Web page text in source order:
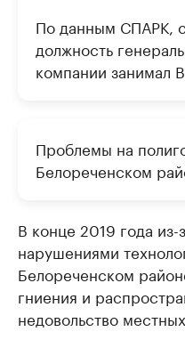
По данным СПАРК,
должность
компании занимал
Проблемы на
Белореченском
В конце 2019 года
нарушениями
Белореченском
гниения и
недовольство